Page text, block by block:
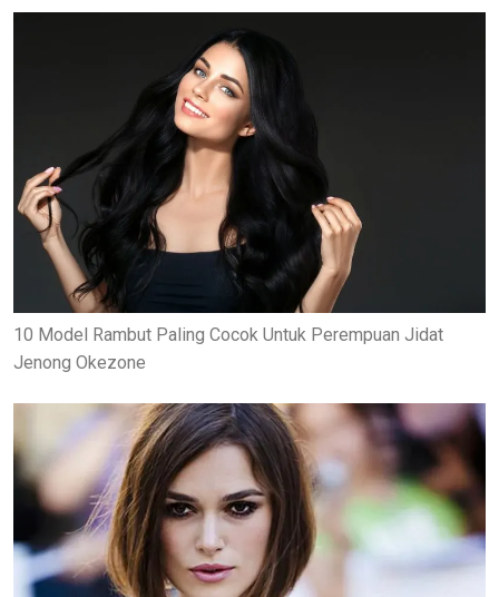
10 Model Rambut Paling Cocok Untuk Perempuan Jidat
Jenong Okezone